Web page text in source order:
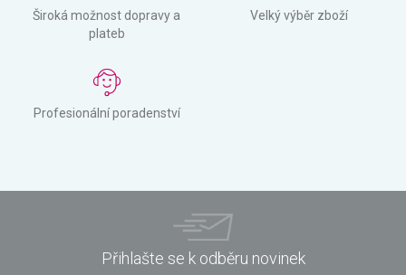
Široká možnost dopravy a
plateb
Velký výběr zboží
Profesionální poradenství
Přihlašte se k odběru novinek